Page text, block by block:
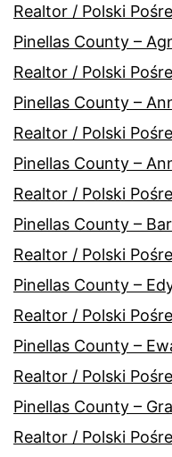
Realtor / Polski
Pinellas County –
Realtor / Polski
Pinellas County –
Realtor / Polski
Pinellas County –
Realtor / Polski
Pinellas County –
Realtor / Polski
Pinellas County –
Realtor / Polski
Pinellas County –
Realtor / Polski
Pinellas County –
Realtor / Polski